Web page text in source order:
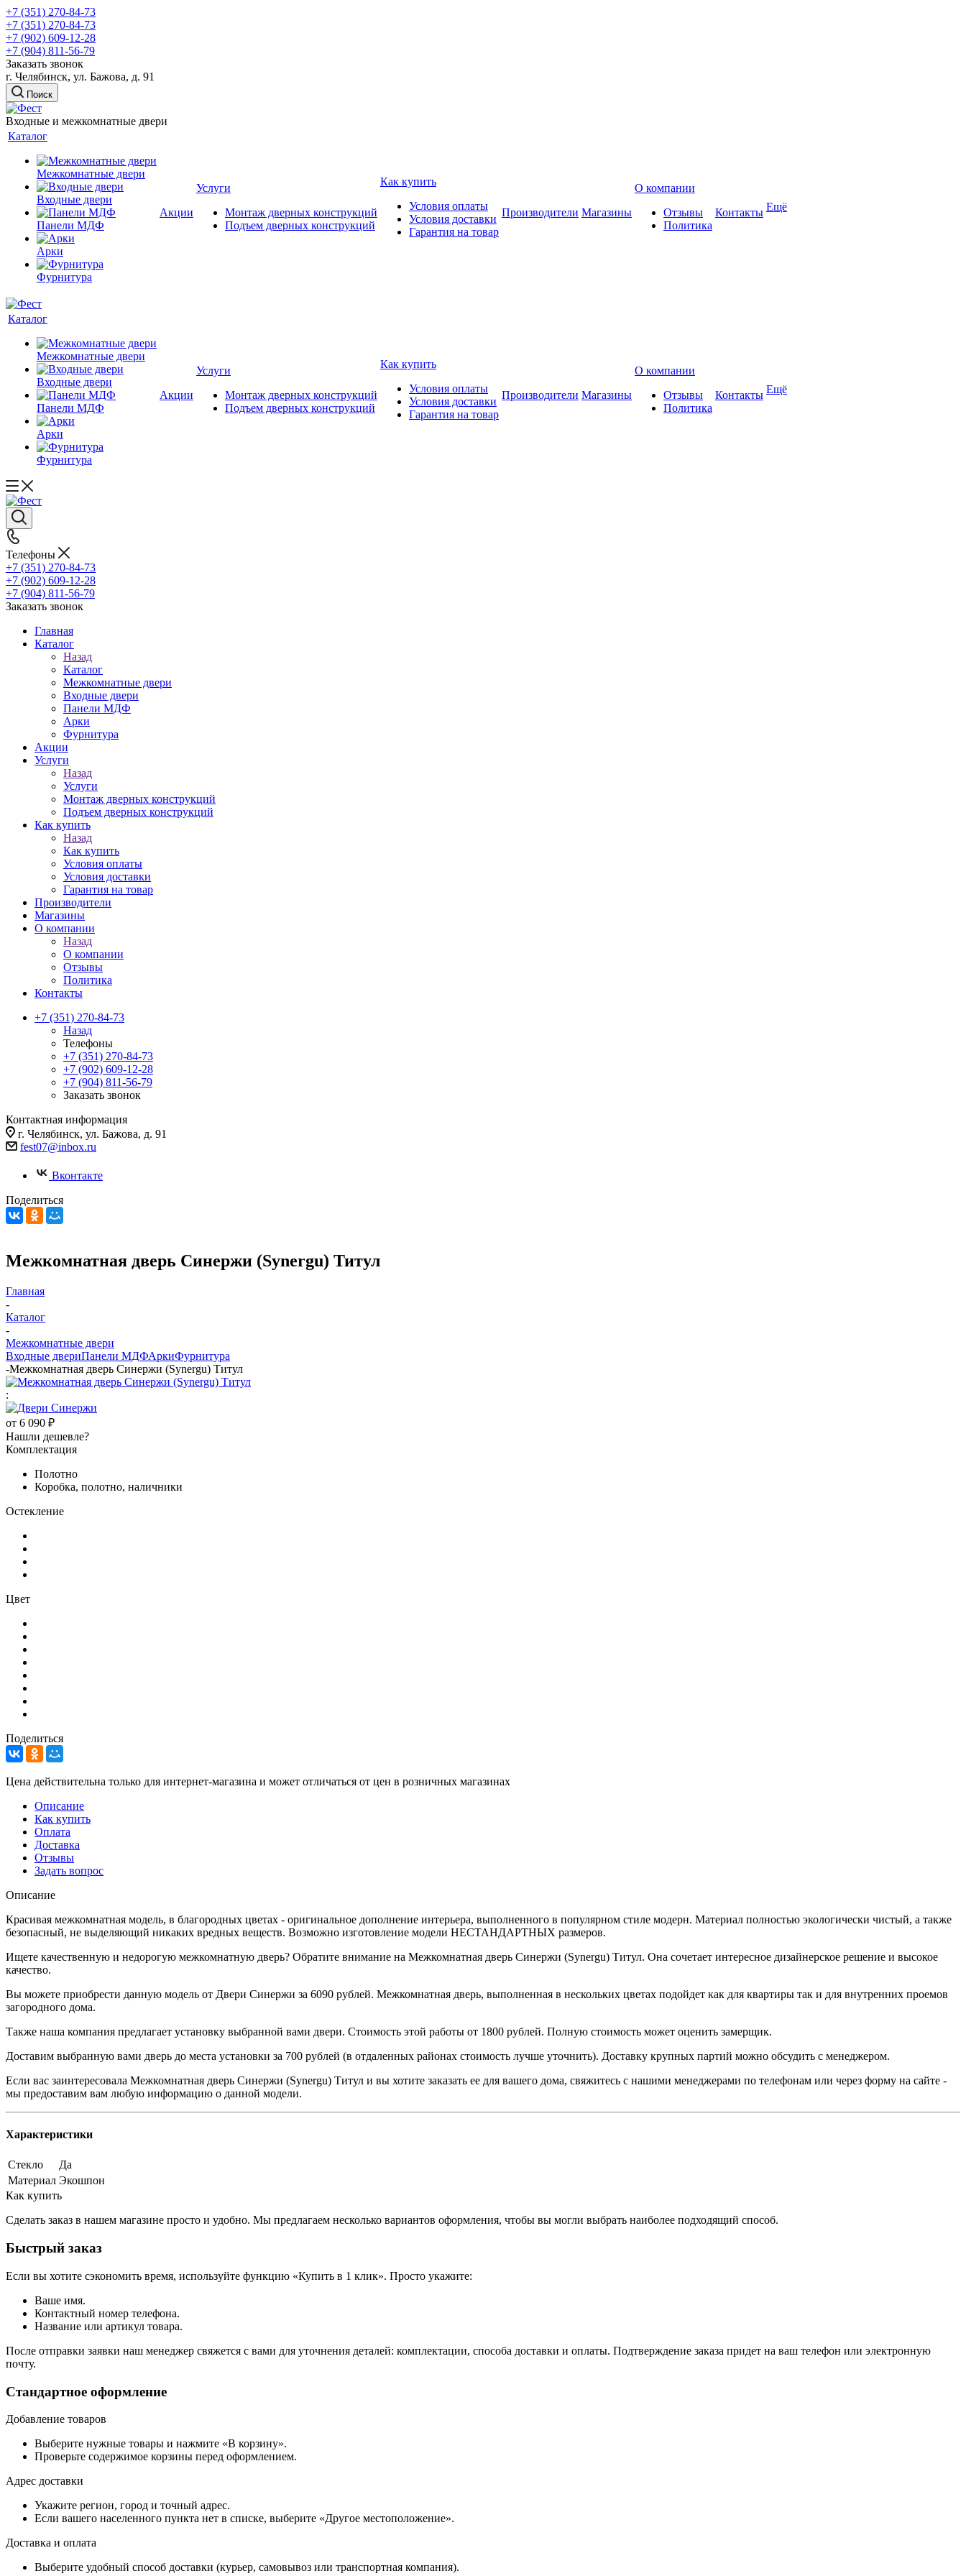
+7 (351) 270-84-73
+7 (351) 270-84-73
+7 (902) 609-12-28
+7 (904) 811-56-79
Заказать звонок
г. Челябинск, ул. Бажова, д. 91
Поиск
Входные и межкомнатные двери
Каталог
Межкомнатные двери
Входные двери
Панели МДФ
Арки
Фурнитура
Акции
Услуги
Монтаж дверных конструкций
Подъем дверных конструкций
Как купить
Условия оплаты
Условия доставки
Гарантия на товар
Производители Магазины
О компании
Отзывы
Политика
Контакты Ещё
Каталог
Межкомнатные двери
Входные двери
Панели МДФ
Арки
Фурнитура
Акции
Услуги
Монтаж дверных конструкций
Подъем дверных конструкций
Как купить
Условия оплаты
Условия доставки
Гарантия на товар
Производители Магазины
О компании
Отзывы
Политика
Контакты Ещё
Телефоны
+7 (351) 270-84-73
+7 (902) 609-12-28
+7 (904) 811-56-79
Заказать звонок
Главная
Каталог
Назад
Каталог
Межкомнатные двери
Входные двери
Панели МДФ
Арки
Фурнитура
Акции
Услуги
Назад
Услуги
Монтаж дверных конструкций
Подъем дверных конструкций
Как купить
Назад
Как купить
Условия оплаты
Условия доставки
Гарантия на товар
Производители
Магазины
О компании
Назад
О компании
Отзывы
Политика
Контакты
+7 (351) 270-84-73
Назад
Телефоны
+7 (351) 270-84-73
+7 (902) 609-12-28
+7 (904) 811-56-79
Заказать звонок
Контактная информация
г. Челябинск, ул. Бажова, д. 91
fest07@inbox.ru
Вконтакте
Поделиться
Межкомнатная дверь Синержи (Synergu) Титул
Главная
-
Каталог
-
Межкомнатные двери
Входные двериПанели МДФАркиФурнитура
-Межкомнатная дверь Синержи (Synergu) Титул
:
от 6 090 ₽
Нашли дешевле?
Комплектация
Полотно
Коробка, полотно, наличники
Остекление
Цвет
Поделиться
Цена действительна только для интернет-магазина и может отличаться от цен в розничных магазинах
Описание
Как купить
Оплата
Доставка
Отзывы
Задать вопрос
Описание
Красивая межкомнатная модель, в благородных цветах - оригинальное дополнение интерьера, выполненного в популярном стиле модерн. Материал полностью экологически чистый, а также
безопасный, не выделяющий никаких вредных веществ. Возможно изготовление модели НЕСТАНДАРТНЫХ размеров.
Ищете качественную и недорогую межкомнатную дверь? Обратите внимание на Межкомнатная дверь Синержи (Synergu) Титул. Она сочетает интересное дизайнерское решение и высокое
качество.
Вы можете приобрести данную модель от Двери Синержи за 6090 рублей. Межкомнатная дверь, выполненная в нескольких цветах подойдет как для квартиры так и для внутренних проемов
загородного дома.
Также наша компания предлагает установку выбранной вами двери. Стоимость этой работы от 1800 рублей. Полную стоимость может оценить замерщик.
Доставим выбранную вами дверь до места установки за 700 рублей (в отдаленных районах стоимость лучше уточнить). Доставку крупных партий можно обсудить с менеджером.
Если вас заинтересовала Межкомнатная дверь Синержи (Synergu) Титул и вы хотите заказать ее для вашего дома, свяжитесь с нашими менеджерами по телефонам или через форму на сайте -
мы предоставим вам любую информацию о данной модели.
Характеристики
Стекло
Да
Материал Экошпон
Как купить
Сделать заказ в нашем магазине просто и удобно. Мы предлагаем несколько вариантов оформления, чтобы вы могли выбрать наиболее подходящий способ.
Быстрый заказ
Если вы хотите сэкономить время, используйте функцию «Купить в 1 клик». Просто укажите:
Ваше имя.
Контактный номер телефона.
Название или артикул товара.
После отправки заявки наш менеджер свяжется с вами для уточнения деталей: комплектации, способа доставки и оплаты. Подтверждение заказа придет на ваш телефон или электронную
почту.
Стандартное оформление
Добавление товаров
Выберите нужные товары и нажмите «В корзину».
Проверьте содержимое корзины перед оформлением.
Адрес доставки
Укажите регион, город и точный адрес.
Если вашего населенного пункта нет в списке, выберите «Другое местоположение».
Доставка и оплата
Выберите удобный способ доставки (курьер, самовывоз или транспортная компания).